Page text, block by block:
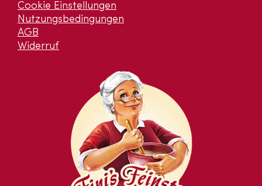
Cookie Einstellungen
Nutzungsbedingungen
AGB
Widerruf